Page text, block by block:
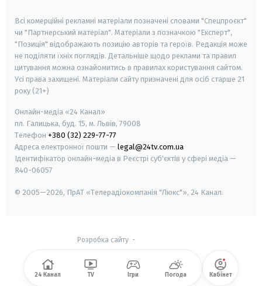
Всі комерційні рекламні матеріали позначені словами "Спецпроєкт"
чи "Партнерський матеріал". Матеріали з позначкою "Експерт",
"Позиція" відображають позицію авторів та героїв. Редакція може
не поділяти їхніх поглядів. Детальніше щодо реклами та правил
цитування можна ознайомитись в правилах користування сайтом.
Усі права захищені. Матеріали сайту призначені для осіб старше 21
року (21+)
Онлайн-медіа «24 Канал»
пл. Галицька, буд. 15, м. Львів, 79008
Телефон +380 (32) 229-77-77
Адреса електронної пошти — legal@24tv.com.ua
Ідентифікатор онлайн-медіа в Реєстрі суб'єктів у сфері медіа —
R40-06057
© 2005—2026, ПрАТ «Телерадіокомпанія "Люкс"», 24 Канал.
Розробка сайту-
24 Канал TV Ігри Погода Кабінет